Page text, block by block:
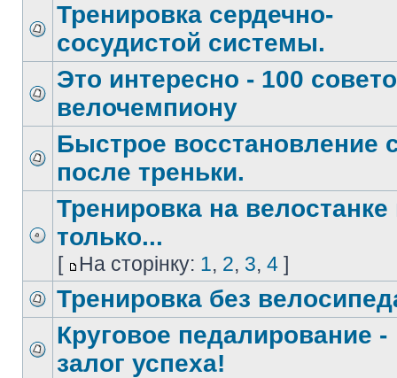
Тренировка сердечно-
сосудистой системы.
Это интересно - 100
велочемпиону
Быстрое восстановление
после треньки.
Тренировка на велостанке
только...
[ На сторінку: 1, 2, 3, 4 ]
Тренировка без
Круговое педалирование -
залог успеха!